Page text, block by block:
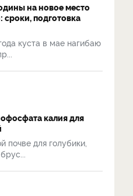
на новое место
подготовка
куста в мае нагибаю
калия для
почве для голубики,